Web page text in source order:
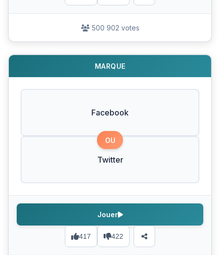
500 902 votes
MARQUE
Facebook
OU
Twitter
417 422
Jouer